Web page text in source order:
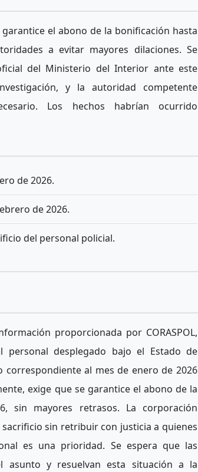
garantice el abono de la bonificación hasta
a evitar mayores dilaciones. Se
del Ministerio del Interior ante este
y la autoridad competente
Los hechos habrían ocurrido
de 2026.
de 2026.
del personal policial.
proporcionada por CORASPOL,
personal desplegado bajo el Estado de
correspondiente al mes de enero de 2026
exige que se garantice el abono de la
sin mayores retrasos. La corporación
sin retribuir con justicia a quienes
es una prioridad. Se espera que las
asunto y resuelvan esta situación a la